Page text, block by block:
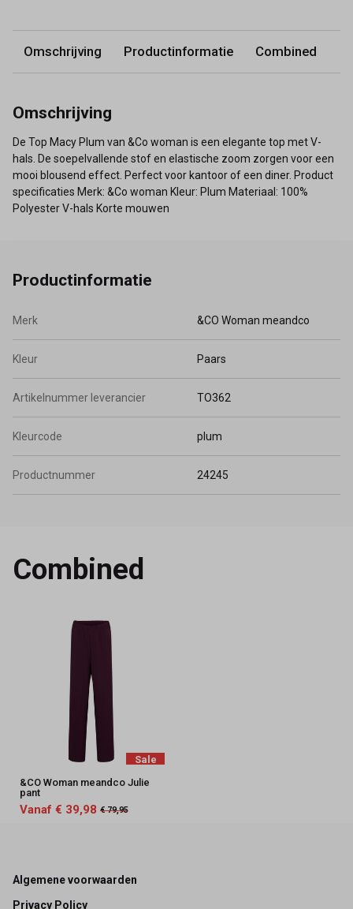
Omschrijving Productinformatie Combined
Omschrijving
De Top Macy Plum van &Co woman is een elegante top met V-
hals. De soepelvallende stof en elastische zoom zorgen voor een
mooi blousend effect. Perfect voor kantoor of een diner. Product
specificaties Merk: &Co woman Kleur: Plum Materiaal: 100%
Polyester V-hals Korte mouwen
Productinformatie
Merk &CO Woman meandco
Kleur Paars
Artikelnummer leverancier TO362
Kleurcode plum
Productnummer 24245
Combined
Sale
&CO Woman meandco Julie
pant
Vanaf € 39,98 € 79,95
Footer
Algemene voorwaarden
Privacy Policy